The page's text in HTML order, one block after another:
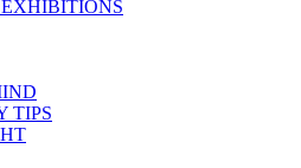
TIPS